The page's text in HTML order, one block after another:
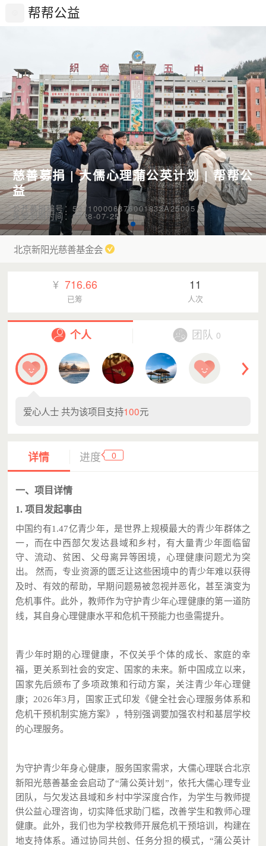
帮帮公益
慈善募捐 | 大儒心理蒲公英计划 | 帮帮公
益
公开募捐编号：531100006876001833A25005
备案到期时间：2028-07-25
北京新阳光慈善基金会
¥ 716.66
已筹
11
人次
个人 团队 0
爱心人士共为该项目支持100元
详情 进度 0
一、项目详情
1. 项目发起事由
中国约有1.47亿青少年，是世界上规模最大的青少年群体之
一，而在中西部欠发达县域和乡村，有大量青少年面临留
守、流动、贫困、父母离异等困境，心理健康问题尤为突
出。
然而，专业资源的匮乏让这些困境中的青少年难以获得
及时、有效的帮助，早期问题易被忽视并恶化，甚至演变为
危机事件。此外，教师作为守护青少年心理健康的第一道防
线，其自身心理健康水平和危机干预能力也亟需提升。
青少年时期的心理健康，不仅关乎个体的成长、家庭的幸
福，更关系到社会的安定、国家的未来。新中国成立以来，
国家先后颁布了多项政策和行动方案，关注青少年心理健
康；2026年3月，国家正式印发《健全社会心理服务体系和
危机干预机制实施方案》，特别强调要加强农村和基层学校
的心理服务。
为守护青少年身心健康，服务国家需求，大儒心理联合北京
新阳光慈善基金会启动了“蒲公英计划 ”，依托大儒心理专业
团队， 与欠发达县域和乡村中学深度合作，为学生与教师提
供公益心理咨询，切实降低求助门槛，改善学生和教师心理
健康。此外，我们也为学校教师开展危机干预培训，构建在
地支持体系。通过协同共创、任务分担的模式，“蒲公英计